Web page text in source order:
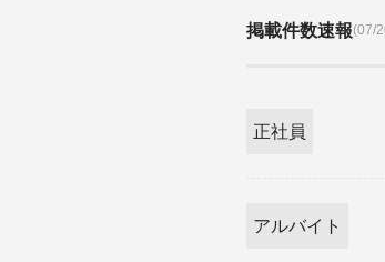
掲載件数速報(07/
正社員
アルバイト